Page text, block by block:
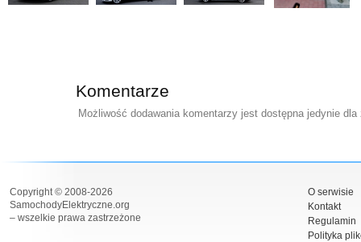
Komentarze
Możliwość dodawania komentarzy jest dostępna jedynie
Copyright © 2008-2026
SamochodyElektryczne.org
– wszelkie prawa zastrzeżone
O serwisie
Kontakt
Regulamin
Polityka